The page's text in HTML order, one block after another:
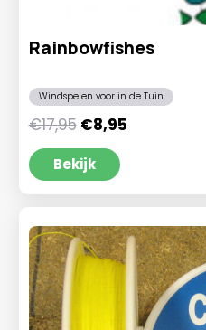
Rainbowfishes
Windspelen voor in de Tuin
€17,95 Oorspronkelijke
prijs
was:
€17,95.
€8,95Huidige
Bekijk